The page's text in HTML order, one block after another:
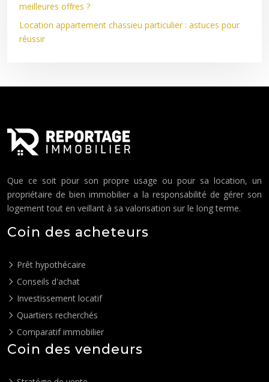
meilleures offres ?
Location appartement chassieu particulier : astuces pour
réussir
Que ce soit pour son propre usage ou pour sa location, un
propriétaire de bien immobilier a la responsabilité de gérer son
logement tout en veillant à sa valorisation sur le long terme.
Coin des acheteurs
Prêt hypothécaire
Conseils d'achat
Investissement locatif
Quartiers recherchés
Comparatif immobilier
Coin des vendeurs